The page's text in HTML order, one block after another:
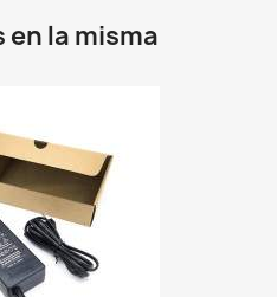
la misma